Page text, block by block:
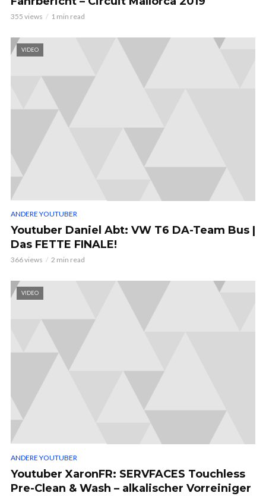
355 views 1 min read
VIDEO
ANDERE YOUTUBER
Youtuber Daniel Abt: VW T6 DA-Team Bus |
Das FETTE FINALE!
366 views 2 min read
VIDEO
ANDERE YOUTUBER
Youtuber XaronFR: SERVFACES Touchless
Pre-Clean & Wash – alkalischer Vorreiniger